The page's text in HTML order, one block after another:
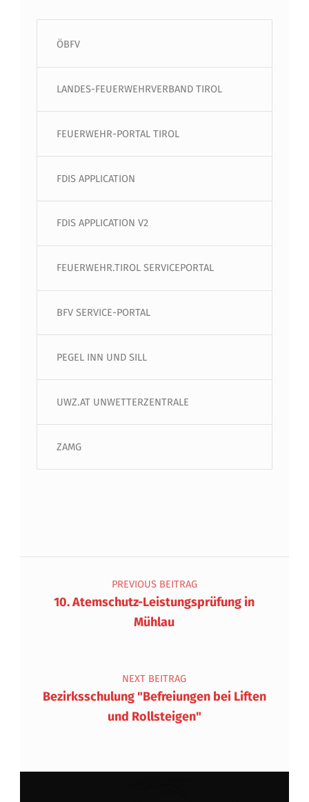
ÖBFV
LANDES-FEUERWEHRVERBAND TIROL
FEUERWEHR-PORTAL TIROL
FDIS APPLICATION
FDIS APPLICATION V2
FEUERWEHR.TIROL SERVICEPORTAL
BFV SERVICE-PORTAL
PEGEL INN UND SILL
UWZ.AT UNWETTERZENTRALE
ZAMG
Beitragsnavigation
PREVIOUS BEITRAG
10. Atemschutz-Leistungsprüfung in
Mühlau
NEXT BEITRAG
Bezirksschulung "Befreiungen bei Liften
und Rollsteigen"